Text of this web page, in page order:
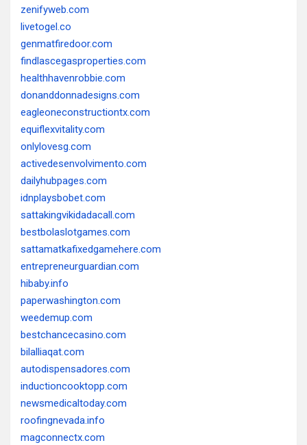
zenifyweb.com
livetogel.co
genmatfiredoor.com
findlascegasproperties.com
healthhavenrobbie.com
donanddonnadesigns.com
eagleoneconstructiontx.com
equiflexvitality.com
onlylovesg.com
activedesenvolvimento.com
dailyhubpages.com
idnplaysbobet.com
sattakingvikidadacall.com
bestbolaslotgames.com
sattamatkafixedgamehere.com
entrepreneurguardian.com
hibaby.info
paperwashington.com
weedemup.com
bestchancecasino.com
bilalliaqat.com
autodispensadores.com
inductioncooktopp.com
newsmedicaltoday.com
roofingnevada.info
magconnectx.com